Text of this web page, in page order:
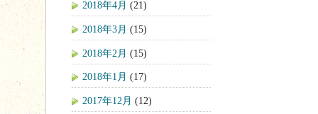
2018年4月 (21)
2018年3月 (15)
2018年2月 (15)
2018年1月 (17)
2017年12月 (12)